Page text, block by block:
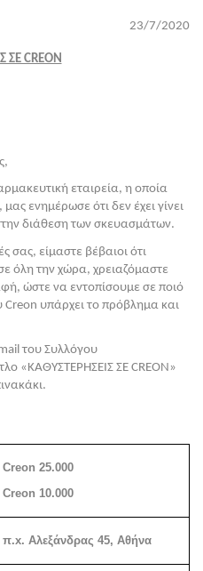
23/7/2020
ΣΕ CREON
εταιρεία, η οποία
ενημέρωσε ότι δεν έχει γίνει
διάθεση των σκευασμάτων.
σας, είμαστε βέβαιοι ότι
όλη την χώρα, χρειαζόμαστε
ώστε να εντοπίσουμε σε ποιό
Creon υπάρχει το πρόβλημα και
«ΚΑΘΥΣΤΕΡΉΣΕΙΣ ΣΕ CREON»
Creon 25.000
Creon 10.000
π.x. Αλεξάνδρας 45, Αθήνα